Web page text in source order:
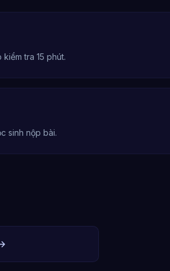
tra 15 phút.
sinh nộp bài.